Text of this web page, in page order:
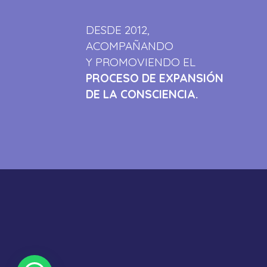
DESDE 2012,
ACOMPAÑANDO
Y PROMOVIENDO EL
PROCESO DE EXPANSIÓN
DE LA CONSCIENCIA.